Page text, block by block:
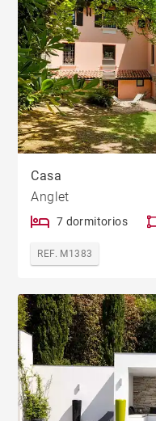
Casa
Anglet
7 dormitorios
REF. M1383